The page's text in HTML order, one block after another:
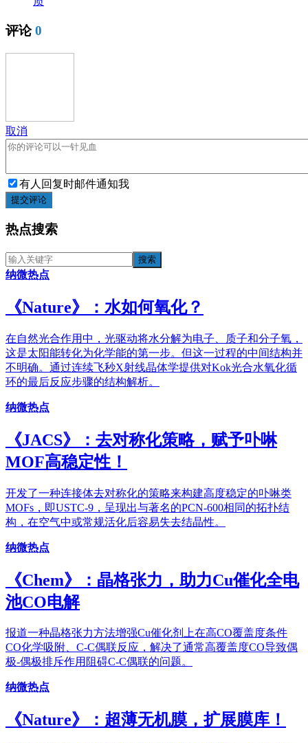
评论0
取消
有人回复时邮件通知我
提交评论
热点搜索
纳微热点
《​Nature》：水如何氧化？
在自然光合作用中，光驱动将水分解为电子、质子和分子氧，
这是太阳能转化为化学能的第一步。但这一过程的中间结构并
不明确。通过连续飞秒X射线晶体学提供对Kok光合水氧化循
环的最后反应步骤的结构解析。
纳微热点
《JACS》：去对称化策略，赋予卟啉
MOF高稳定性！
开发了一种连接体去对称化的策略来构建高度稳定的卟啉类
MOFs，即USTC-9，呈现出与著名的PCN-600相同的拓扑结
构，在空气中或常规活化后容易失去结晶性。
纳微热点
《Chem》：晶格张力，助力Cu催化全电
池CO电解
报道一种晶格张力方法增强Cu催化剂上在高CO覆盖度条件
CO化学吸附、C-C偶联反应，解决了通常高覆盖度CO导致偶
极-偶极排斥作用阻碍C-C偶联的问题。
纳微热点
《Nature》：超薄无机膜，扩展膜库！